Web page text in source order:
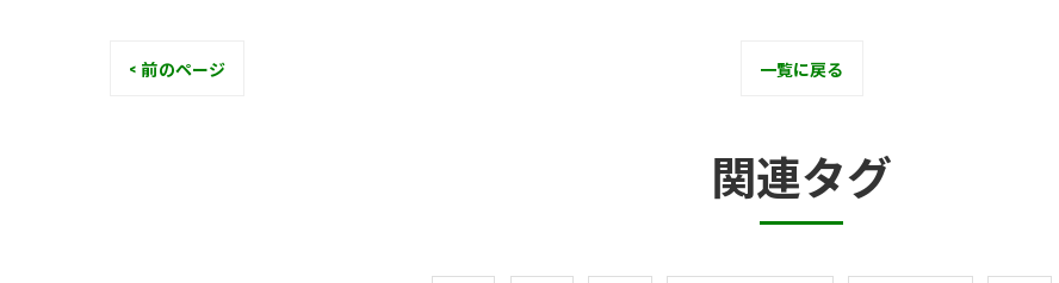
< 前のページ 一覧に戻る
関連タグ